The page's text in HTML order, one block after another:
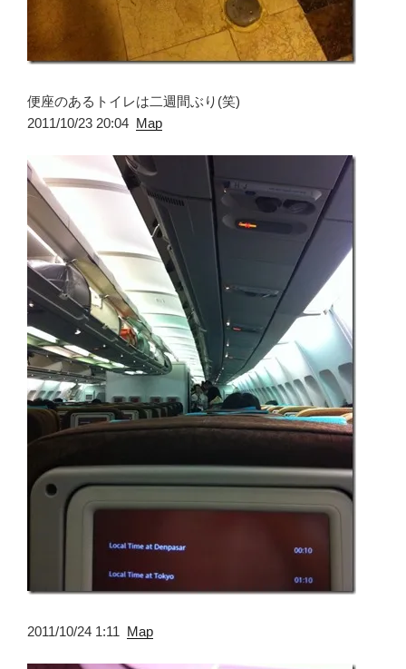
便座のあるトイレは二週間ぶり(笑)
2011/10/23 20:04 Map
2011/10/24 1:11 Map